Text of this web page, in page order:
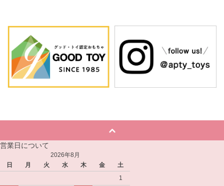
営業日について
2026年8月
日
月 火 水 木 金
土
1